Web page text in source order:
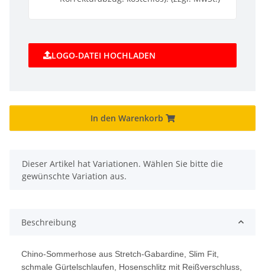
LOGO-DATEI HOCHLADEN
In den Warenkorb
x
Dieser Artikel hat Variationen. Wählen Sie bitte die
gewünschte Variation aus.
Beschreibung
Chino-Sommerhose aus Stretch-Gabardine, Slim Fit,
schmale Gürtelschlaufen, Hosenschlitz mit Reißverschluss,